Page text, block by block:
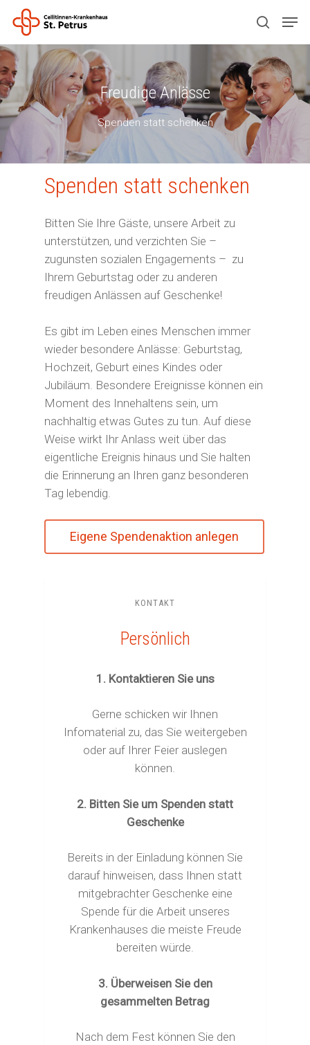
Drücken Sie ENTER zum Suchen oder ESC
zum Schließen.Freudige Anlässe
Spenden statt schenken
Spenden statt schenken
Bitten Sie Ihre Gäste, unsere Arbeit zu
unterstützen, und verzichten Sie –
zugunsten sozialen Engagements – zu
Ihrem Geburtstag oder zu anderen
freudigen Anlässen auf Geschenke!
Es gibt im Leben eines Menschen immer
wieder besondere Anlässe: Geburtstag,
Hochzeit, Geburt eines Kindes oder
Jubiläum. Besondere Ereignisse können ein
Moment des Innehaltens sein, um
nachhaltig etwas Gutes zu tun. Auf diese
Weise wirkt Ihr Anlass weit über das
eigentliche Ereignis hinaus und Sie halten
die Erinnerung an Ihren ganz besonderen
Tag lebendig.
Eigene Spendenaktion anlegen
KONTAKT
Persönlich
1. Kontaktieren Sie uns
Gerne schicken wir Ihnen
Infomaterial zu, das Sie weitergeben
oder auf Ihrer Feier auslegen
können.
2. Bitten Sie um Spenden statt
Geschenke
Bereits in der Einladung können Sie
darauf hinweisen, dass Ihnen statt
mitgebrachter Geschenke eine
Spende für die Arbeit unseres
Krankenhauses die meiste Freude
bereiten würde.
3. Überweisen Sie den
gesammelten Betrag
Nach dem Fest können Sie den